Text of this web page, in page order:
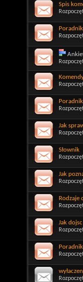
Spis
Poradnik
Jak
Słownik
Jak
Rodzaje
Jak